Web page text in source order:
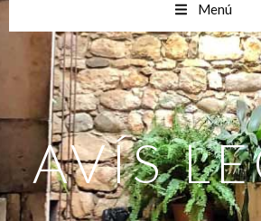
Menú
AVÍS